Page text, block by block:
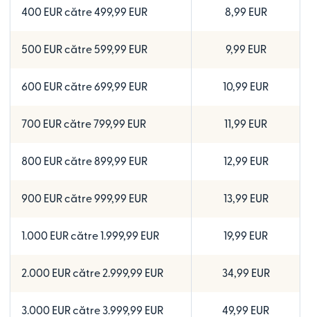
400 EUR către 499,99 EUR 8,99 EUR
500 EUR către 599,99 EUR 9,99 EUR
600 EUR către 699,99 EUR 10,99 EUR
700 EUR către 799,99 EUR 11,99 EUR
800 EUR către 899,99 EUR 12,99 EUR
900 EUR către 999,99 EUR 13,99 EUR
1.000 EUR către 1.999,99 EUR 19,99 EUR
2.000 EUR către 2.999,99 EUR 34,99 EUR
3.000 EUR către 3.999,99 EUR 49,99 EUR